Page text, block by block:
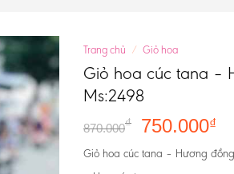
Trang chủ / Giỏ hoa
Giỏ hoa cúc tana –
Ms:2498
870.000₫ 750.000₫
Giỏ hoa cúc tana – Hương